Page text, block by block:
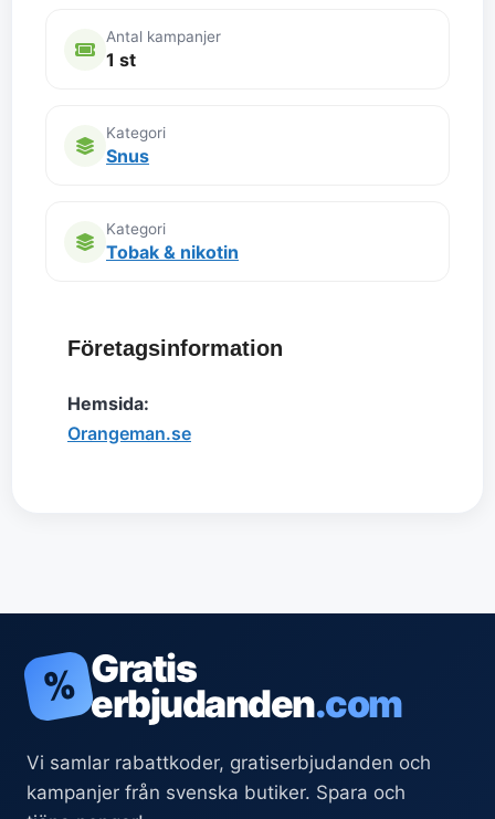
Antal kampanjer
1 st
Kategori
Snus
Kategori
Tobak & nikotin
Företagsinformation
Hemsida:
Orangeman.se
% Gratis
erbjudanden.com
Vi samlar rabattkoder, gratiserbjudanden och
kampanjer från svenska butiker. Spara och